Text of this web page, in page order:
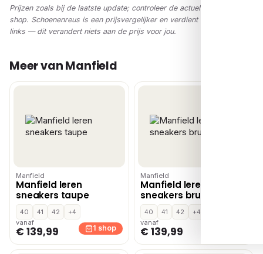
Prijzen zoals bij de laatste update; controleer de actuele prijs in de
shop. Schoenenreus is een prijsvergelijker en verdient via affiliate-
links — dit verandert niets aan de prijs voor jou.
Meer van Manfield
Manfield
Manfield leren
sneakers taupe
40 41 42
+4
vanaf
€ 139,99 1 shop
Manfield
Manfield leren
sneakers bruin
40 41 42
+4
vanaf
€ 139,99